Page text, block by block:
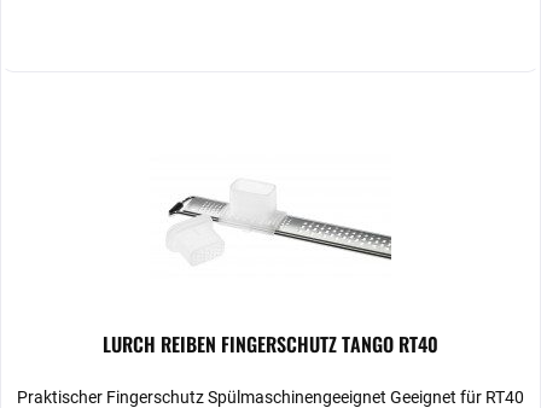
LURCH REIBEN FINGERSCHUTZ TANGO RT40
Praktischer Fingerschutz Spülmaschinengeeignet Geeignet für RT40